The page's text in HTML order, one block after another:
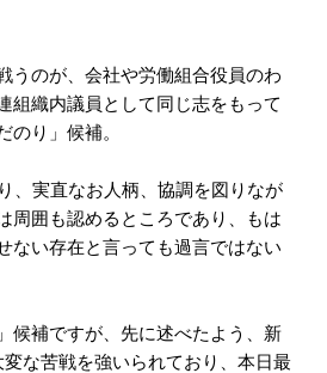
うのが、会社や労働組合役員のわ
組織内議員として同じ志をもって
のり」候補。
、実直なお人柄、協調を図りなが
周囲も認めるところであり、もは
ない存在と言っても過言ではない
候補ですが、先に述べたよう、新
な苦戦を強いられており、本日最